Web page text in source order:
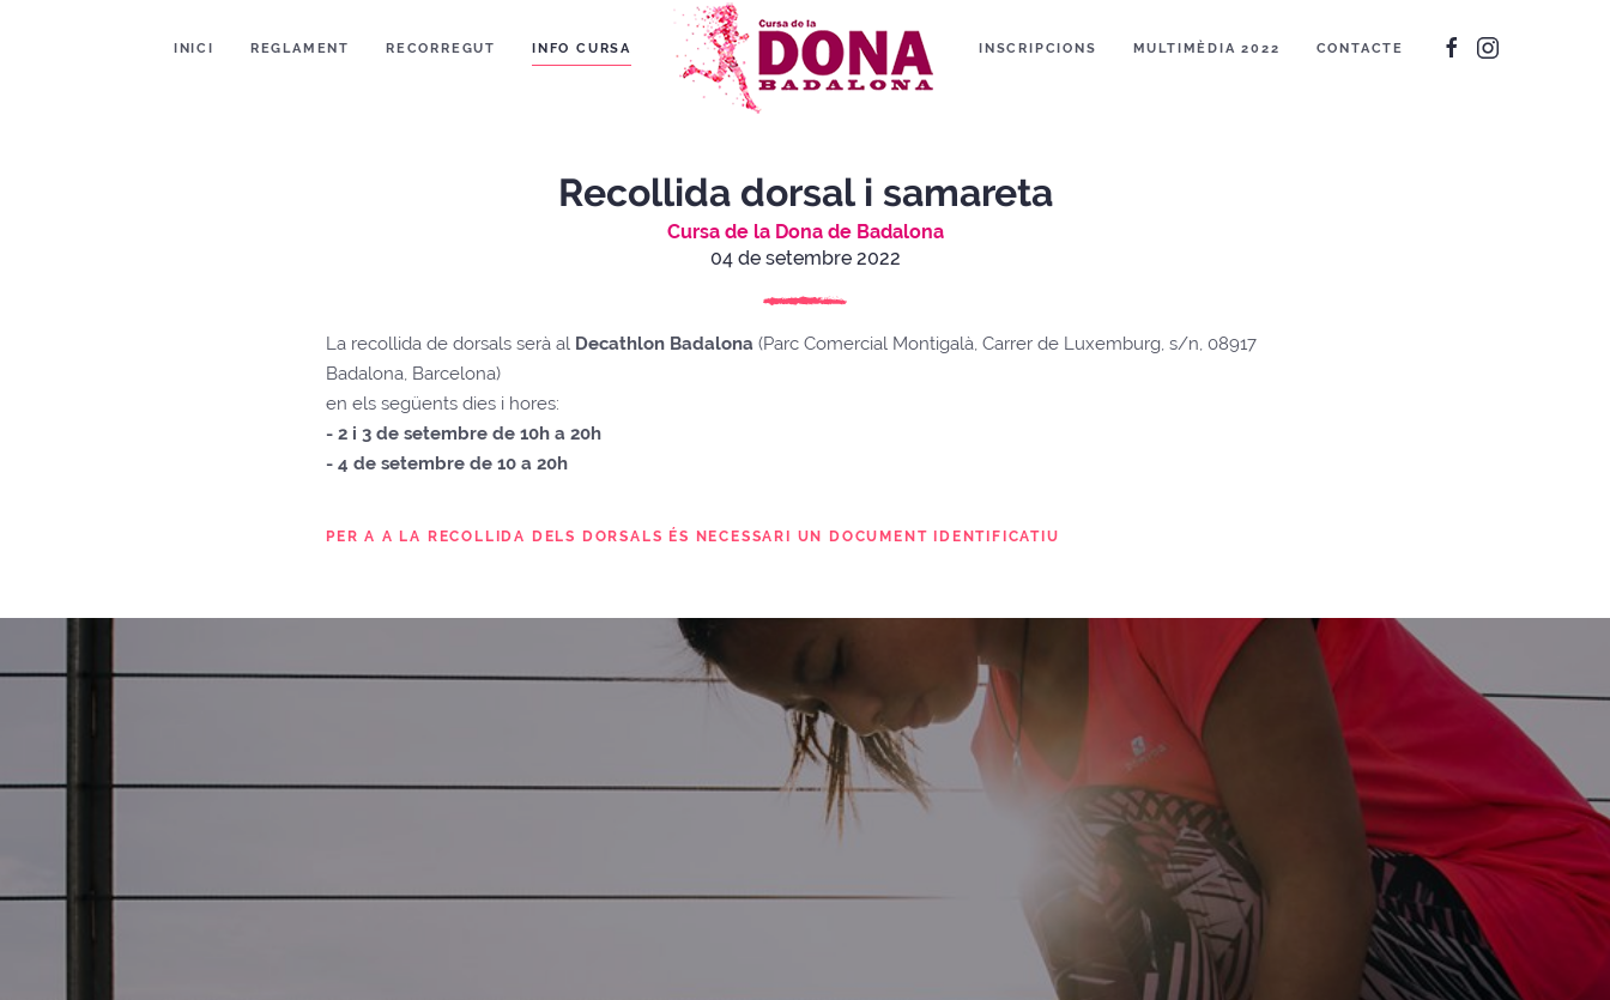
INICI REGLAMENT RECORREGUT INFO CURSA INSCRIPCIONS MULTIMÈDIA 2022 CONTACTE
Recollida dorsal i samareta
Cursa de la Dona de Badalona
04 de setembre 2022
La recollida de dorsals serà al Decathlon Badalona (Parc Comercial Montigalà, Carrer de Luxemburg, s/n, 08917
Badalona, Barcelona)
en els següents dies i hores:
- 2 i 3 de setembre de 10h a 20h
- 4 de setembre de 10 a 20h
PER A A LA RECOLLIDA DELS DORSALS ÉS NECESSARI UN DOCUMENT IDENTIFICATIU